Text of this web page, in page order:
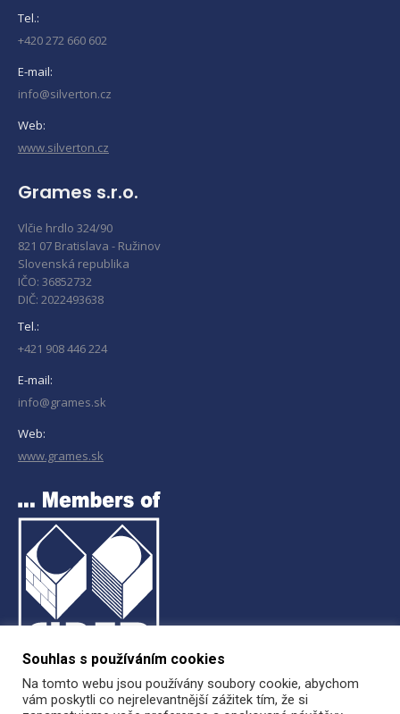
Tel.:
+420 272 660 602
E-mail:
info@silverton.cz
Web:
www.silverton.cz
Grames s.r.o.
Vlčie hrdlo 324/90
821 07 Bratislava - Ružinov
Slovenská republika
IČO: 36852732
DIČ: 2022493638
Tel.:
+421 908 446 224
E-mail:
info@grames.sk
Web:
www.grames.sk
Souhlas s používáním cookies
Na tomto webu jsou používány soubory cookie, abychom
vám poskytli co nejrelevantnější zážitek tím, že si